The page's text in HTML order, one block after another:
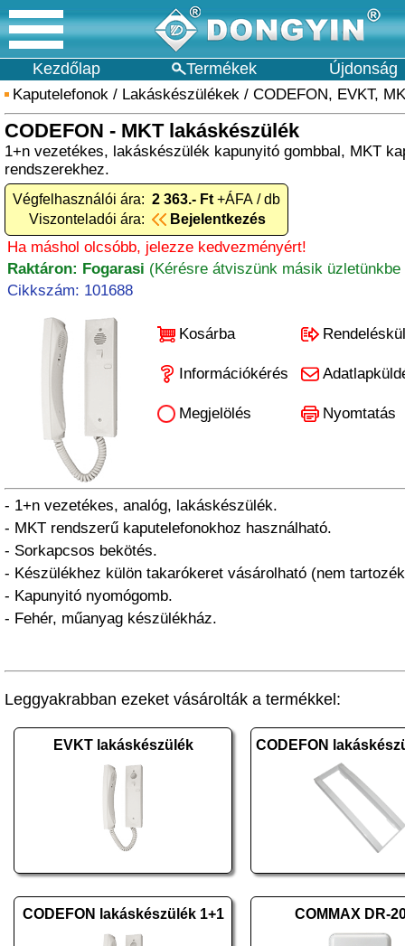
Kezdőlap Termékek Újdonság
Kaputelefonok / Lakáskészülékek / CODEFON, EVKT,
CODEFON - MKT lakáskészülék
1+n vezetékes, lakáskészülék kapunyitó gombbal, MKT
rendszerekhez.
Végfelhasználói ára: 2 363.- Ft +ÁFA / db
Viszonteladói ára:
Bejelentkezés
Ha máshol olcsóbb, jelezze kedvezményért!
Raktáron: Fogarasi (Kérésre átviszünk másik üzletünkbe
Cikkszám: 101688
Kosárba
Információkérés
Megjelölés Nyomtatás
- 1+n vezetékes, analóg, lakáskészülék.
- MKT rendszerű kaputelefonokhoz használható.
- Sorkapcsos bekötés.
- Készülékhez külön takarókeret vásárolható (nem
- Kapunyitó nyomógomb.
- Fehér, műanyag készülékház.
Leggyakrabban ezeket vásárolták a termékkel:
EVKT lakáskészülék
CODEFON lakáskészülék 1+1 COMMAX DR-